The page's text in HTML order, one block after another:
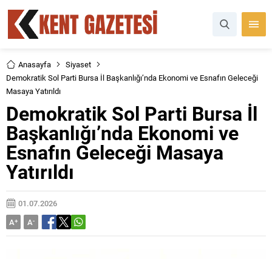
Anasayfa
Siyaset
Demokratik Sol Parti Bursa İl Başkanlığı’nda Ekonomi ve Esnafın Geleceği
Masaya Yatırıldı
Demokratik Sol Parti Bursa İl
Başkanlığı’nda Ekonomi ve
Esnafın Geleceği Masaya
Yatırıldı
01.07.2026
A+ A-